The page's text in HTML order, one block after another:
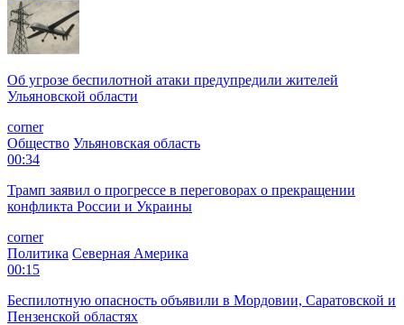
Об угрозе беспилотной атаки предупредили жителей
Ульяновской области
corner
Общество Ульяновская область
00:34
Трамп заявил о прогрессе в переговорах о прекращении
конфликта России и Украины
corner
Политика Северная Америка
00:15
Беспилотную опасность объявили в Мордовии, Саратовской и
Пензенской областях